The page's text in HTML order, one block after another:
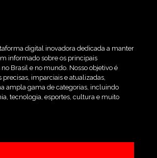
digital inovadora dedicada a manter
informado sobre os principais
Brasil e no mundo. Nosso objetivo é
precisas, imparciais e atualizadas,
ampla gama de categorias, incluindo
tecnologia, esportes, cultura e muito